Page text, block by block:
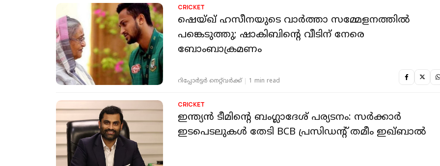
CRICKET
ഷെയ്ഖ് ഹസീനയുടെ വാര്‍ത്താ സമ്മേളനത്തില്‍
പങ്കെടുത്തു; ഷാകിബിന്റെ വീടിന് നേരെ
ബോംബാക്രമണം
റിപ്പോർട്ടർ നെറ്റ്‌വര്‍ക്ക്‌ 1 min read
CRICKET
ഇന്ത്യന്‍ ടീമിന്റെ ബംഗ്ലാദേശ് പര്യടനം: സര്‍ക്കാര്‍
ഇടപെടലുകള്‍ തേടി BCB പ്രസിഡന്റ് തമീം ഇഖ്ബാല്‍